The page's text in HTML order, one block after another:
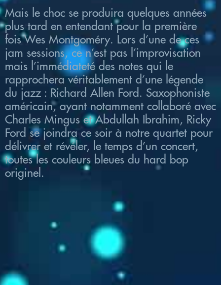
Mais le choc se produira quelques années
plus tard en entendant pour la première
fois Wes Montgoméry. Lors d’une de ces
jam sessions, ce n’est pas l’improvisation
mais l’immédiateté des notes qui le
rapprochera véritablement d’une légende
du jazz : Richard Allen Ford. Saxophoniste
américain, ayant notamment collaboré avec
Charles Mingus et Abdullah Ibrahim, Ricky
Ford se joindra ce soir à notre quartet pour
délivrer et révéler, le temps d’un concert,
toutes les couleurs bleues du hard bop
originel.